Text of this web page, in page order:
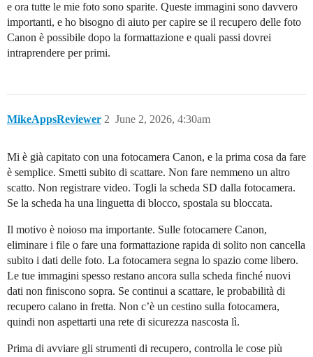
e ora tutte le mie foto sono sparite. Queste immagini sono davvero
importanti, e ho bisogno di aiuto per capire se il recupero delle foto
Canon è possibile dopo la formattazione e quali passi dovrei
intraprendere per primi.
MikeAppsReviewer June 2, 2026, 4:30am
2
Mi è già capitato con una fotocamera Canon, e la prima cosa da fare
è semplice. Smetti subito di scattare. Non fare nemmeno un altro
scatto. Non registrare video. Togli la scheda SD dalla fotocamera.
Se la scheda ha una linguetta di blocco, spostala su bloccata.
Il motivo è noioso ma importante. Sulle fotocamere Canon,
eliminare i file o fare una formattazione rapida di solito non cancella
subito i dati delle foto. La fotocamera segna lo spazio come libero.
Le tue immagini spesso restano ancora sulla scheda finché nuovi
dati non finiscono sopra. Se continui a scattare, le probabilità di
recupero calano in fretta. Non c’è un cestino sulla fotocamera,
quindi non aspettarti una rete di sicurezza nascosta lì.
Prima di avviare gli strumenti di recupero, controlla le cose più